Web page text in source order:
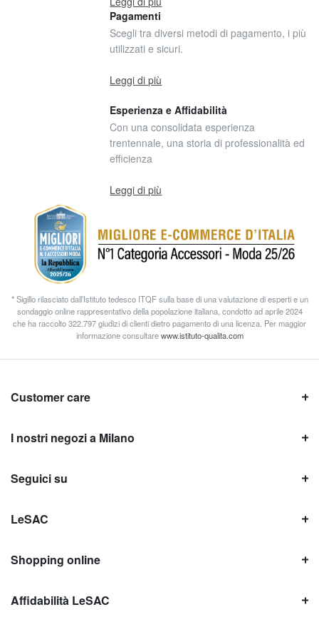
Pagamenti
Scegli tra diversi metodi di pagamento, i più
utilizzati e sicuri.
Leggi di più
Esperienza e Affidabilità
Con una consolidata esperienza
trentennale, una storia di professionalità ed
efficienza
Leggi di più
* Sigillo rilasciato dall’Istituto tedesco ITQF sulla base di una valutazione di esperti e un
sondaggio online rappresentativo della popolazione italiana, condotto ad aprile 2024
che ha raccolto 322.797 giudizi di clienti dietro pagamento di una licenza. Per maggior
informazione consultarewww.istituto-qualita.com
Customer care
I nostri negozi a Milano
Seguici su
LeSAC
Shopping online
Affidabilità LeSAC